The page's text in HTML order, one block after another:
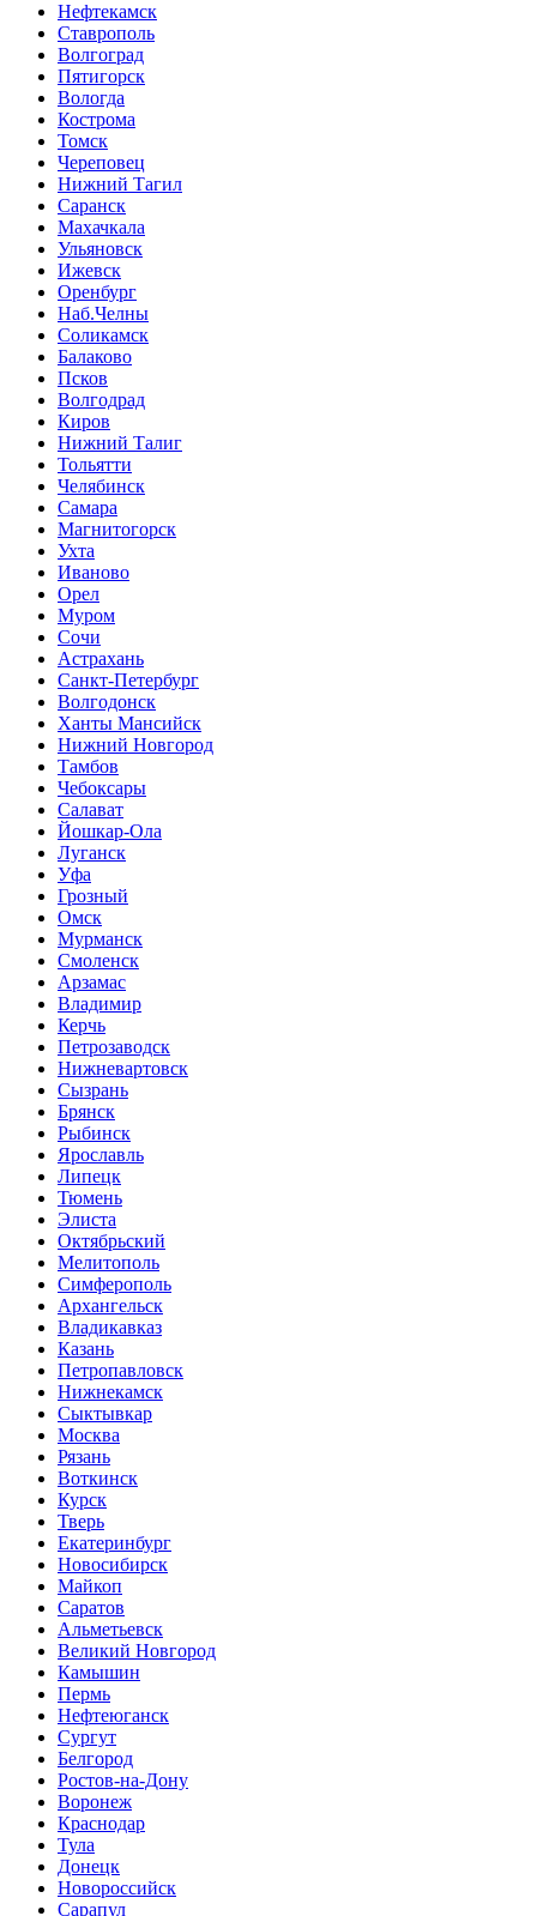
Нефтекамск
Ставрополь
Волгоград
Пятигорск
Вологда
Кострома
Томск
Череповец
Нижний Тагил
Саранск
Махачкала
Ульяновск
Ижевск
Оренбург
Наб.Челны
Соликамск
Балаково
Псков
Волгодрад
Киров
Нижний Талиг
Тольятти
Челябинск
Самара
Магнитогорск
Ухта
Иваново
Орел
Муром
Сочи
Астрахань
Санкт-Петербург
Волгодонск
Ханты Мансийск
Нижний Новгород
Тамбов
Чебоксары
Салават
Йошкар-Ола
Луганск
Уфа
Грозный
Омск
Мурманск
Смоленск
Арзамас
Владимир
Керчь
Петрозаводск
Нижневартовск
Сызрань
Брянск
Рыбинск
Ярославль
Липецк
Тюмень
Элиста
Октябрьский
Мелитополь
Симферополь
Архангельск
Владикавказ
Казань
Петропавловск
Нижнекамск
Сыктывкар
Москва
Рязань
Воткинск
Курск
Тверь
Екатеринбург
Новосибирск
Майкоп
Саратов
Альметьевск
Великий Новгород
Камышин
Пермь
Нефтеюганск
Сургут
Белгород
Ростов-на-Дону
Воронеж
Краснодар
Тула
Донецк
Новороссийск
Сарапул